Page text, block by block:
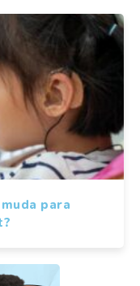
para